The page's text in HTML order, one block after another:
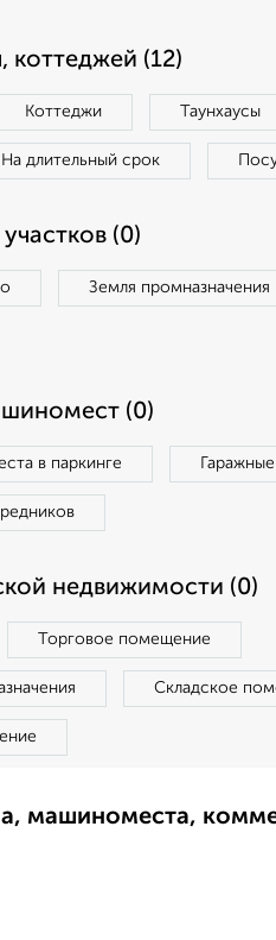
коттеджей (12)
Коттеджи Таунхаусы
На длительный срок
(0)
Земля промназначения
(0)
в паркинге
недвижимости (0)
Торговое помещение
Складское
машиноместа,